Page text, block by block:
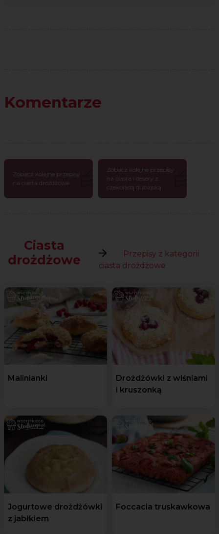
Komentarze
Zobacz kolejne przepisy
na ciasta drożdżowe
Zobacz kolejne przepisy
na ciasta i desery z
czekoladą dubajską
Ciasta
drożdżowe
Przepisy z kategorii
ciasta drożdżowe
Malinianki
Drożdżówki z wiśniami
i kruszonką
Jogurtowe drożdżówki
z jabłkiem
Foccacia truskawkowa